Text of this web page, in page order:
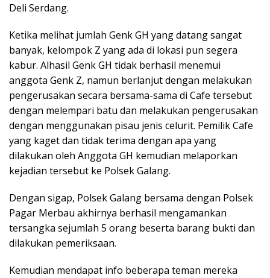
Deli Serdang.
Ketika melihat jumlah Genk GH yang datang sangat
banyak, kelompok Z yang ada di lokasi pun segera
kabur. Alhasil Genk GH tidak berhasil menemui
anggota Genk Z, namun berlanjut dengan melakukan
pengerusakan secara bersama-sama di Cafe tersebut
dengan melempari batu dan melakukan pengerusakan
dengan menggunakan pisau jenis celurit. Pemilik Cafe
yang kaget dan tidak terima dengan apa yang
dilakukan oleh Anggota GH kemudian melaporkan
kejadian tersebut ke Polsek Galang.
Dengan sigap, Polsek Galang bersama dengan Polsek
Pagar Merbau akhirnya berhasil mengamankan
tersangka sejumlah 5 orang beserta barang bukti dan
dilakukan pemeriksaan.
Kemudian mendapat info beberapa teman mereka